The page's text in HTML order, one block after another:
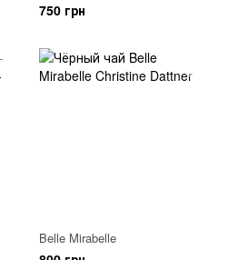
750 грн
Belle Mirabelle